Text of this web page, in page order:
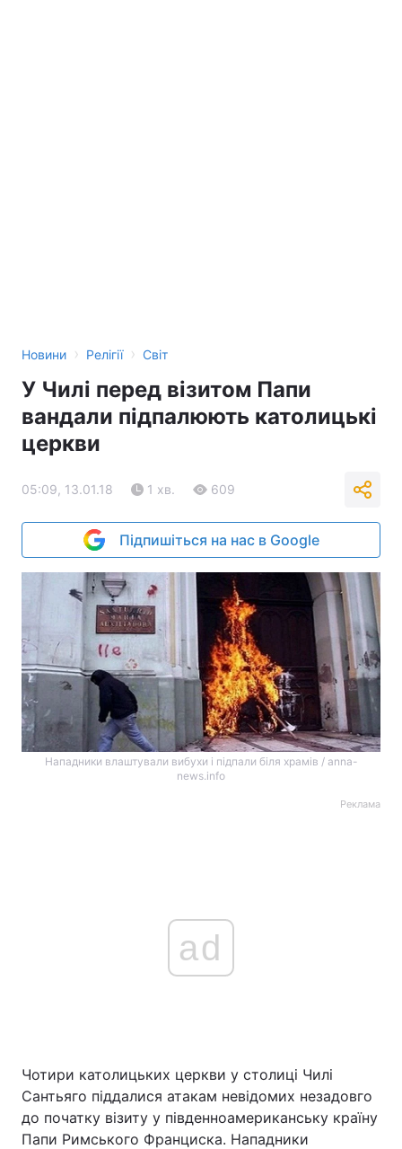
Новини › Релігії › Світ
У Чилі перед візитом Папи
вандали підпалюють католицькі
церкви
05:09, 13.01.18 1 хв. 609
Підпишіться на нас в Google
Нападники влаштували вибухи і підпали біля храмів / anna-
news.info
Реклама
ad
Чотири католицьких церкви у столиці Чилі
Сантьяго піддалися атакам невідомих незадовго
до початку візиту у південноамериканську країну
Папи Римського Франциска. Нападники